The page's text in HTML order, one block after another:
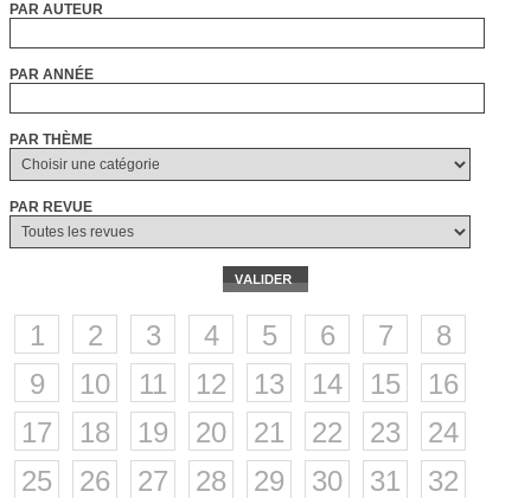
PAR AUTEUR
PAR ANNÉE
PAR THÈME
PAR REVUE
1 2 3 4 5 6 7
8
9
10 11 12 13 14 15
16
17
18 19 20 21 22 23
24
25
26 27 28 29 30 31
32